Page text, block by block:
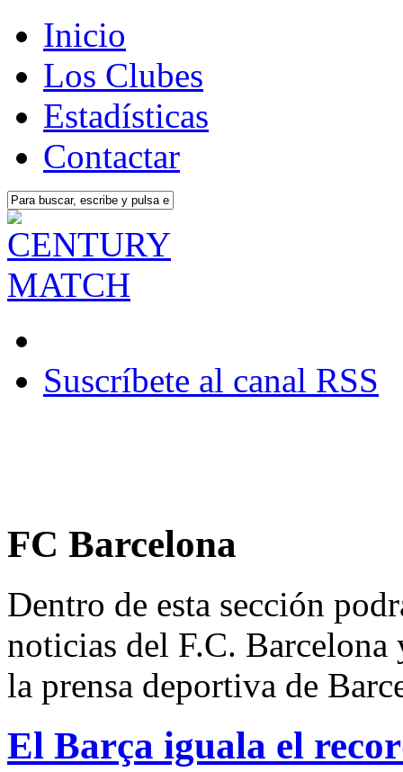
Inicio
Los Clubes
Estadísticas
Contactar
Suscríbete al canal RSS
FC Barcelona
Dentro de esta sección
noticias del F.C.
la prensa deportiva de
El Barça iguala el